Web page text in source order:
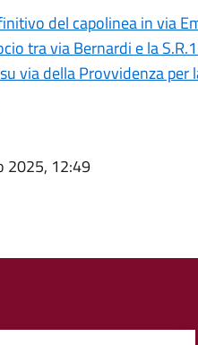
del capolinea in via
tra via Bernardi e la
via della Provvidenza per
2025, 12:49